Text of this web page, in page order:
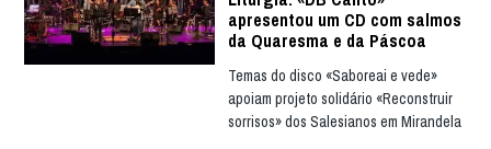
apresentou um CD com salmos
da Quaresma e da Páscoa
Temas do disco «Saboreai e vede»
apoiam projeto solidário «Reconstruir
sorrisos» dos Salesianos em Mirandela